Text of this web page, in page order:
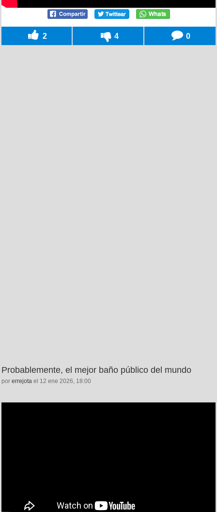
2 4 0
Probablemente, el mejor baño público del mundo
por errejota el 12 ene 2026, 18:00